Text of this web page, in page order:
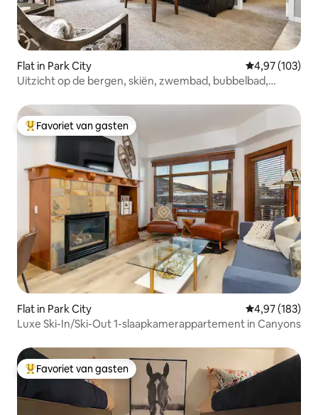
Flat in Park City Gemiddelde
4,97 (103)
Uitzicht op de bergen, skiën, zwembad, bubbelbad,
Topfavoriet van gasten
Favoriet van gasten
Flat in Park City Gemiddelde
4,97 (183)
Luxe Ski-In/Ski-Out 1-slaapkamerappartement in Canyons
Topfavoriet van gasten
Favoriet van gasten